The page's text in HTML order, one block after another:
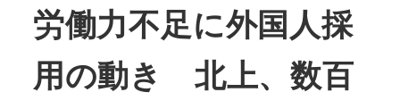
労働力不足に外国人採
用の動き 北上、数百